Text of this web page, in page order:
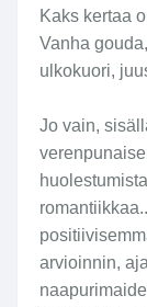
keskustella
Mutta ei
omituiset
Ketäpä
voi
a t, enää?
Edit.
Kaks kertaa
Vanha
ulkokuori,
Jo vain,
arvioinnin,